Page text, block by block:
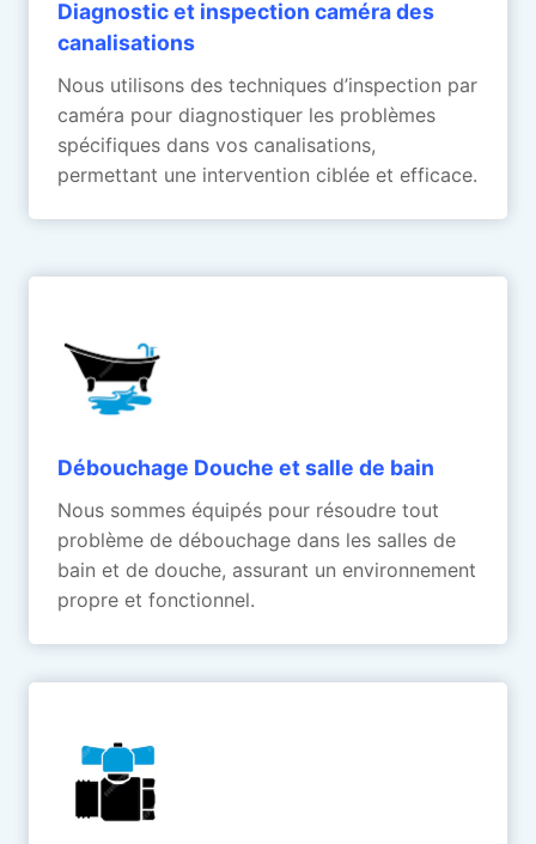
Diagnostic et inspection caméra des
canalisations
Nous utilisons des techniques d’inspection par
caméra pour diagnostiquer les problèmes
spécifiques dans vos canalisations,
permettant une intervention ciblée et efficace.
Débouchage Douche et salle de bain
Nous sommes équipés pour résoudre tout
problème de débouchage dans les salles de
bain et de douche, assurant un environnement
propre et fonctionnel.